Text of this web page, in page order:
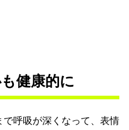
健康的に
呼吸が深くなって、表情